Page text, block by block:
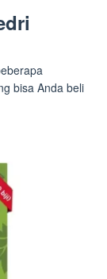
bisa Anda beli